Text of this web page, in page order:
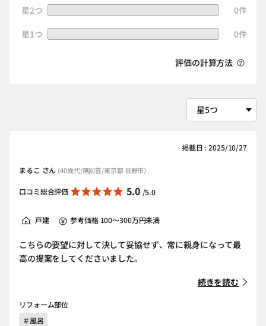
星2つ
0件
星1つ
0件
評価の計算方法
掲載日 : 2025/10/27
まるこ さん (40歳代/無回答/東京都 日野市）
口コミ総合評価 5.0 /5.0
戸建 参考価格 100～300万円未満
こちらの要望に対して決して妥協せず、常に親身になって最
高の提案をしてくださいました。
続きを読む
リフォーム部位
＃風呂